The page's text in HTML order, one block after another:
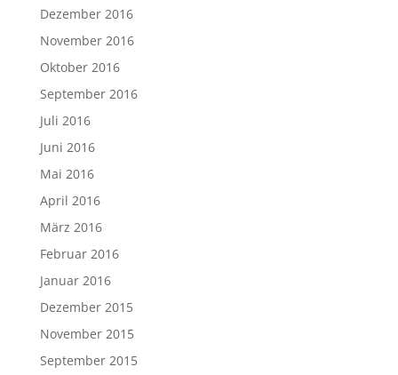
Dezember 2016
November 2016
Oktober 2016
September 2016
Juli 2016
Juni 2016
Mai 2016
April 2016
März 2016
Februar 2016
Januar 2016
Dezember 2015
November 2015
September 2015